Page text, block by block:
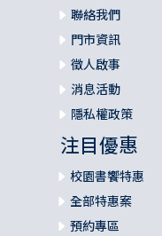
聯絡我們
門市資訊
徵人啟事
消息活動
隱私權政策
注目優惠
校園書饗特惠
全部特惠案
預約專區